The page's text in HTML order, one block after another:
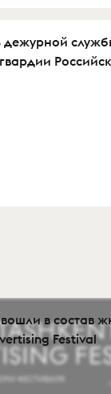
дежурной
в состав
Festival